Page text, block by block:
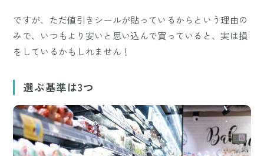
ですが、ただ値引きシールが貼っているからという理由の
みで、いつもより安いと思い込んで買っていると、実は損
をしているかもしれません！
選ぶ基準は3つ